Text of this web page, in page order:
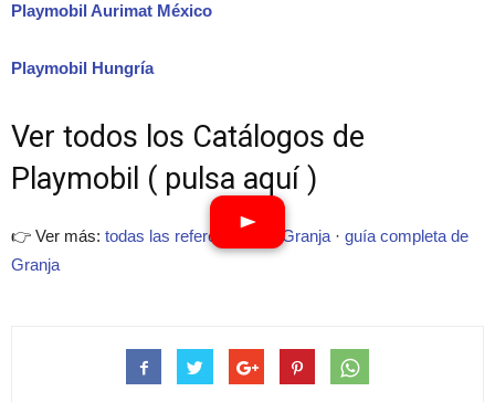
Playmobil Aurimat México
Playmobil Hungría
Ver todos los Catálogos de
Playmobil ( pulsa aquí )
👉 Ver más: todas las referencias de Granja · guía completa de
Granja